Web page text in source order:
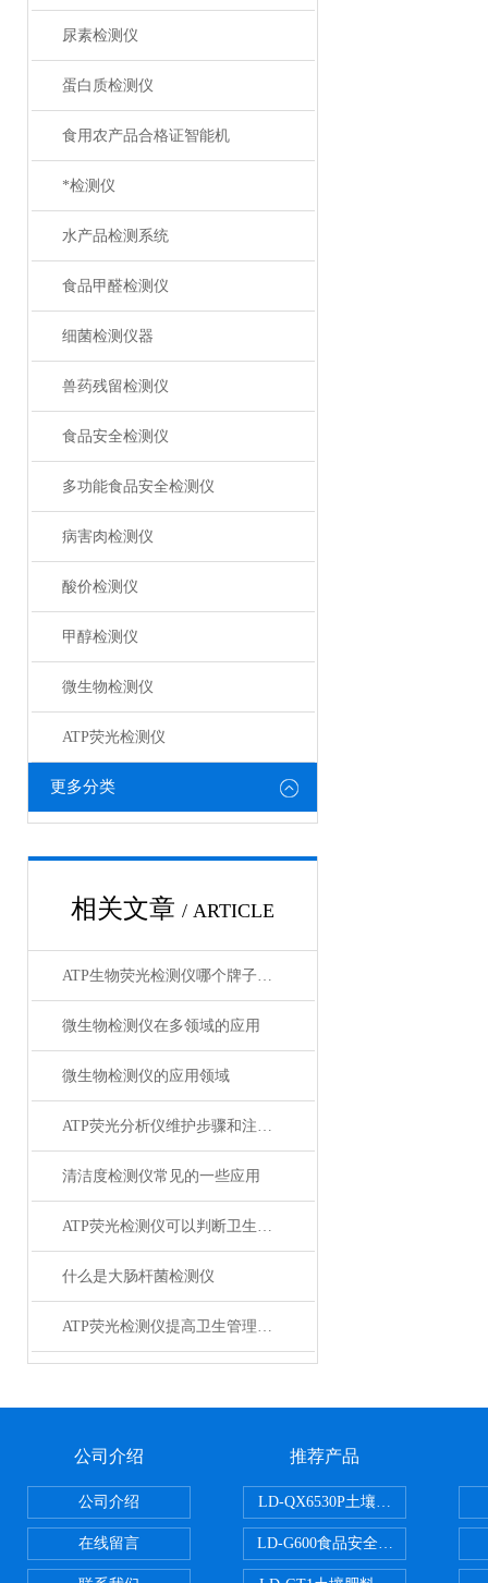
尿素检测仪
蛋白质检测仪
食用农产品合格证智能机
*检测仪
水产品检测系统
食品甲醛检测仪
细菌检测仪器
兽药残留检测仪
食品安全检测仪
多功能食品安全检测仪
病害肉检测仪
酸价检测仪
甲醇检测仪
微生物检测仪
ATP荧光检测仪
更多分类
相关文章 / ARTICLE
ATP生物荧光检测仪哪个牌子好？这几款性价比测评推荐
微生物检测仪在多领域的应用
微生物检测仪的应用领域
ATP荧光分析仪维护步骤和注意事项
清洁度检测仪常见的一些应用
ATP荧光检测仪可以判断卫生状况吗
什么是大肠杆菌检测仪
ATP荧光检测仪提高卫生管理效率
公司介绍
公司介绍
在线留言
推荐产品
LD-QX6530P土壤氧化还原电位检
LD-G600食品安全检测仪